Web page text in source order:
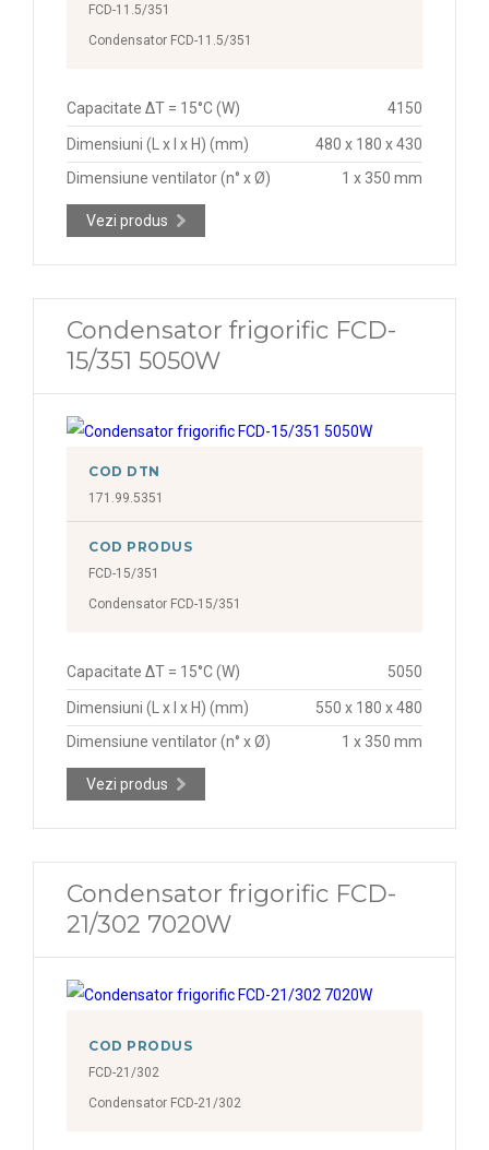
FCD-11.5/351
Condensator FCD-11.5/351
Capacitate ΔT = 15°C (W) 4150
Dimensiuni (L x l x H) (mm)
480 x 180 x 430
Dimensiune ventilator (n° x Ø)
1 x 350 mm
Vezi produs
Condensator frigorific FCD-
15/351 5050W
COD DTN
171.99.5351
COD PRODUS
FCD-15/351
Condensator FCD-15/351
Capacitate ΔT = 15°C (W) 5050
Dimensiuni (L x l x H) (mm)
550 x 180 x 480
Dimensiune ventilator (n° x Ø)
1 x 350 mm
Vezi produs
Condensator frigorific FCD-
21/302 7020W
COD PRODUS
FCD-21/302
Condensator FCD-21/302